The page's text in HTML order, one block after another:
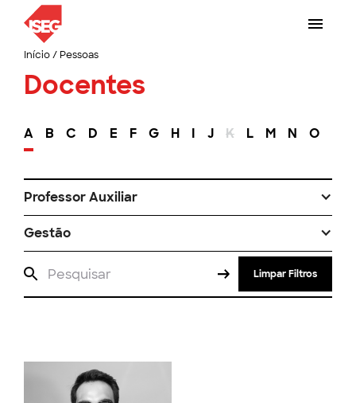
Início/ Pessoas
Docentes
A B C D E F G H I J K L M N O
Professor Auxiliar
Gestão
Limpar Filtros